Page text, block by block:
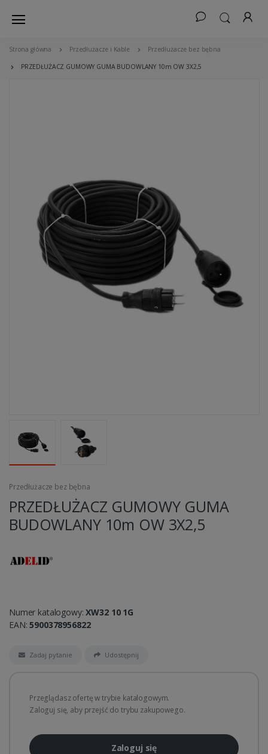
Strona główna Przedłużacze i Kable Przedłużacze bez bębna
PRZEDŁUŻACZ GUMOWY GUMA BUDOWLANY 10m OW 3X2,5
Przedłużacze bez bębna
PRZEDŁUŻACZ GUMOWY GUMA
BUDOWLANY 10m OW 3X2,5
Numer katalogowy:XW32 10 1G
EAN:5900378956822
Zadaj pytanie Udostępnij
Przeglądasz ofertę w trybie katalogowym.
Zaloguj się, aby przejść do trybu zakupowego.
Zaloguj się